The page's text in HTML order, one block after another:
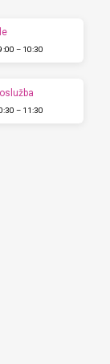
– 10:30
– 11:30